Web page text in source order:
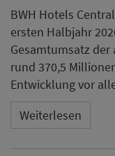
BWH Hotels
ersten Halbjahr
Gesamtumsatz
rund 370,5
Entwicklung vor
Weiterlesen